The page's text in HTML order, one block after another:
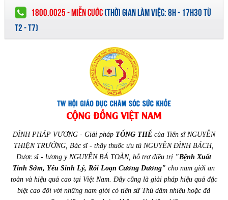
1800.0025 - MIỄN CƯỚC(THỜI GIAN LÀM VIỆC:8H - 17H30 TỪ
T2 - T7)
ĐỈNH PHÁP VƯƠNG - Giải pháp TỔNG THỂcủa Tiến sĩ NGUYỄN
THIỆN TRƯỞNG, Bác sĩ - thầy thuốc ưu tú NGUYỄN ĐÌNH BÁCH,
Dược sĩ - lương y NGUYỄN BÁ TOÀN, hỗ trợ điều trị "Bệnh Xuất
Tinh Sớm, Yếu Sinh Lý, Rối Loạn Cương Dương" cho nam giới an
toàn và hiệu quả cao tại Việt Nam. Đây cũng là giải pháp hiệu quả đặc
biệt cao đối với những nam giới có tiền sử Thủ dâm nhiều hoặc đã